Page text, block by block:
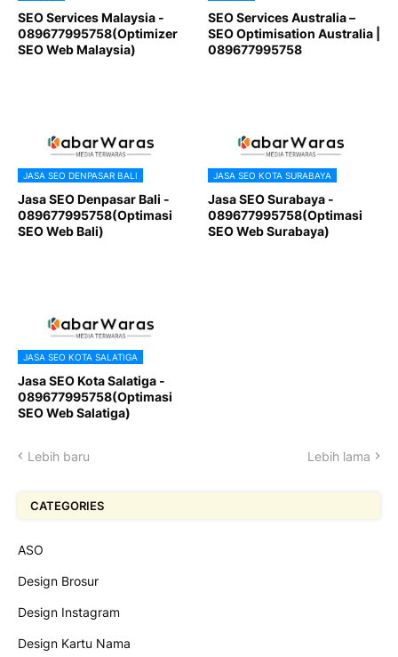
SEO Services Malaysia -
089677995758(Optimizer
SEO Web Malaysia)
SEO Services Australia –
SEO Optimisation Australia |
089677995758
JASA SEO DENPASAR BALI
Jasa SEO Denpasar Bali -
089677995758(Optimasi
SEO Web Bali)
JASA SEO KOTA SURABAYA
Jasa SEO Surabaya -
089677995758(Optimasi
SEO Web Surabaya)
JASA SEO KOTA SALATIGA
Jasa SEO Kota Salatiga -
089677995758(Optimasi
SEO Web Salatiga)
Lebih baru Lebih lama
CATEGORIES
ASO
Design Brosur
Design Instagram
Design Kartu Nama